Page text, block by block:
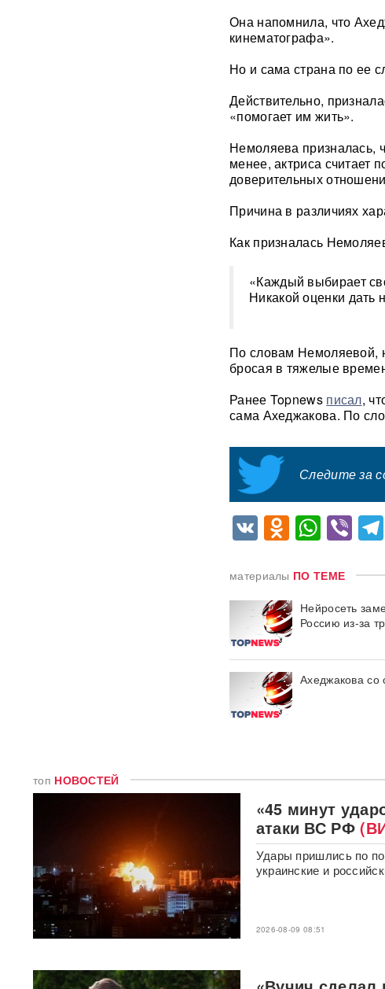
Умер продюсер Мадонны
Atlantic: Маск не разрешил
Украине использовать
Starlink для ударов вглубь
России
Умер отец Лионеля Месси:
после продолжительной
болезни
Она напомнила, что
кинематографа».
Но и сама страна по ее
Действительно,
«помогает им жить».
Немоляева призналась,
менее, актриса считает
доверительных
Причина в различиях
Как призналась
«Каждый выбирает
Никакой оценки дать
По словам Немоляевой,
бросая в тяжелые
Ранее Topnews писал,
сама Ахеджакова. По
Следите за
VK
материалы ПО ТЕМЕ
Нейросеть
Россию из-за
Ахеджакова со
топ НОВОСТЕЙ
«45 минут
атаки ВС РФ
Удары пришлись по
украинские и
2026-08-09 08:51